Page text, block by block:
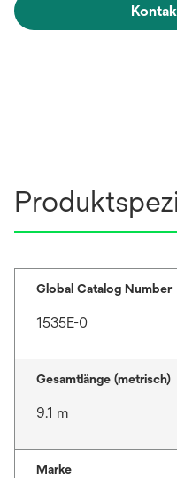
Global Catalog Number
1535E-0
Gesamtlänge (metrisch)
9.1 m
Marke